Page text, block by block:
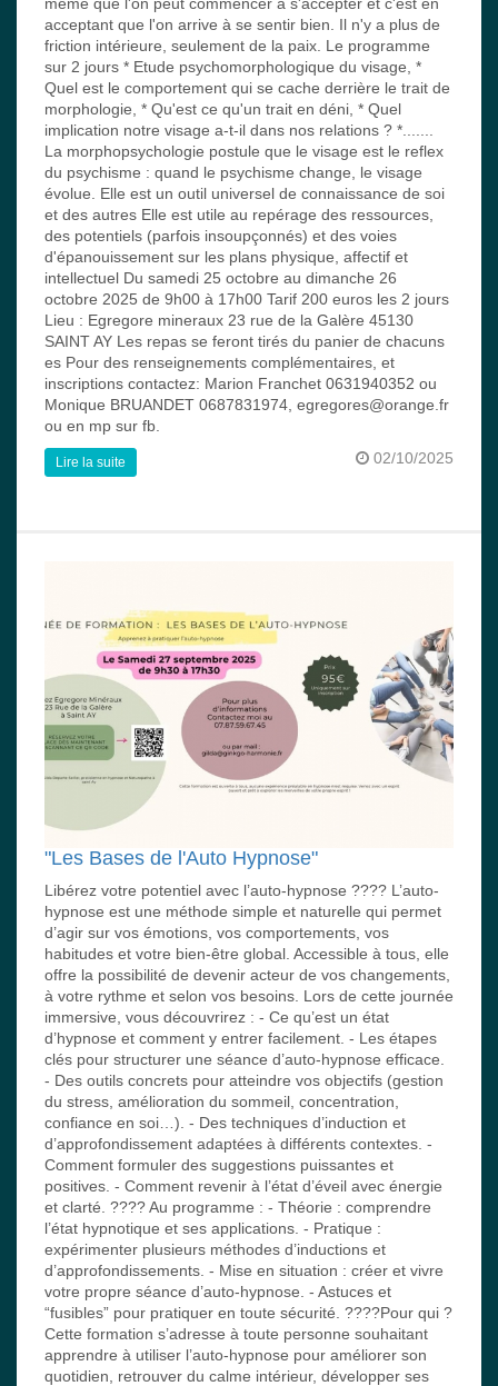
acceptant que l'on arrive à se sentir bien. Il n'y a plus de
friction intérieure, seulement de la paix. Le programme
sur 2 jours * Etude psychomorphologique du visage, *
Quel est le comportement qui se cache derrière le trait de
morphologie, * Qu'est ce qu'un trait en déni, * Quel
implication notre visage a-t-il dans nos relations ? *.......
La morphopsychologie postule que le visage est le reflex
du psychisme : quand le psychisme change, le visage
évolue. Elle est un outil universel de connaissance de soi
et des autres Elle est utile au repérage des ressources,
des potentiels (parfois insoupçonnés) et des voies
d'épanouissement sur les plans physique, affectif et
intellectuel Du samedi 25 octobre au dimanche 26
octobre 2025 de 9h00 à 17h00 Tarif 200 euros les 2 jours
Lieu : Egregore mineraux 23 rue de la Galère 45130
SAINT AY Les repas se feront tirés du panier de chacuns
es Pour des renseignements complémentaires, et
inscriptions contactez: Marion Franchet 0631940352 ou
Monique BRUANDET 0687831974, egregores@orange.fr
ou en mp sur fb.
02/10/2025
Lire la suite
"Les Bases de l'Auto Hypnose"
Libérez votre potentiel avec l’auto-hypnose ???? L’auto-
hypnose est une méthode simple et naturelle qui permet
d’agir sur vos émotions, vos comportements, vos
habitudes et votre bien-être global. Accessible à tous, elle
offre la possibilité de devenir acteur de vos changements,
à votre rythme et selon vos besoins. Lors de cette journée
immersive, vous découvrirez : - Ce qu’est un état
d’hypnose et comment y entrer facilement. - Les étapes
clés pour structurer une séance d’auto-hypnose efficace.
- Des outils concrets pour atteindre vos objectifs (gestion
du stress, amélioration du sommeil, concentration,
confiance en soi…). - Des techniques d’induction et
d’approfondissement adaptées à différents contextes. -
Comment formuler des suggestions puissantes et
positives. - Comment revenir à l’état d’éveil avec énergie
et clarté. ???? Au programme : - Théorie : comprendre
l’état hypnotique et ses applications. - Pratique :
expérimenter plusieurs méthodes d’inductions et
d’approfondissements. - Mise en situation : créer et vivre
votre propre séance d’auto-hypnose. - Astuces et
“fusibles” pour pratiquer en toute sécurité. ????Pour qui ?
Cette formation s’adresse à toute personne souhaitant
apprendre à utiliser l’auto-hypnose pour améliorer son
quotidien, retrouver du calme intérieur, développer ses